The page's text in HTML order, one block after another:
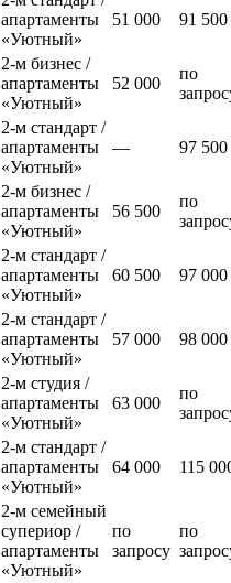
апартаменты
«Уютный»
51 000 91 500
2-м бизнес /
апартаменты
«Уютный»
52 000
по
2-м стандарт /
апартаменты
«Уютный»
— 97 500
2-м бизнес /
апартаменты
«Уютный»
56 500
по
2-м стандарт /
апартаменты
«Уютный»
60 500 97 000
2-м стандарт /
апартаменты
«Уютный»
57 000 98 000
2-м студия /
апартаменты
«Уютный»
63 000
по
2-м стандарт /
апартаменты
«Уютный»
64 000 115
2-м семейный
супериор /
апартаменты
«Уютный»
по
запросу
по